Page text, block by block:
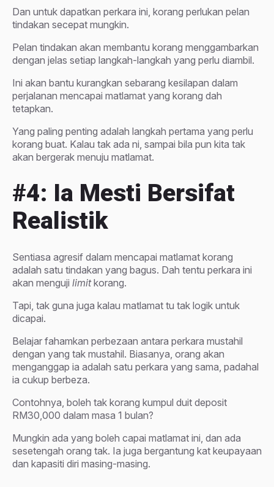
Dan untuk dapatkan perkara ini, korang perlukan pelan
tindakan secepat mungkin.
Pelan tindakan akan membantu korang menggambarkan
dengan jelas setiap langkah-langkah yang perlu diambil.
Ini akan bantu kurangkan sebarang kesilapan dalam
perjalanan mencapai matlamat yang korang dah
tetapkan.
Yang paling penting adalah langkah pertama yang perlu
korang buat. Kalau tak ada ni, sampai bila pun kita tak
akan bergerak menuju matlamat.
#4: Ia Mesti Bersifat
Realistik
Sentiasa agresif dalam mencapai matlamat korang
adalah satu tindakan yang bagus. Dah tentu perkara ini
akan menguji limitkorang.
Tapi, tak guna juga kalau matlamat tu tak logik untuk
dicapai.
Belajar fahamkan perbezaan antara perkara mustahil
dengan yang tak mustahil. Biasanya, orang akan
menganggap ia adalah satu perkara yang sama, padahal
ia cukup berbeza.
Contohnya, boleh tak korang kumpul duit deposit
RM30,000 dalam masa 1 bulan?
Mungkin ada yang boleh capai matlamat ini, dan ada
sesetengah orang tak. Ia juga bergantung kat keupayaan
dan kapasiti diri masing-masing.